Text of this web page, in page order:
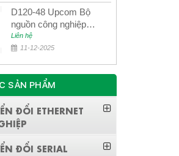
D120-48 Upcom Bộ
nguồn công nghiệp
đầu ra đơn 120W
48VDC
Liên hệ
11-12-2025
SẢN PHẨM
ĐỔI ETHERNET
ĐỔI SERIAL